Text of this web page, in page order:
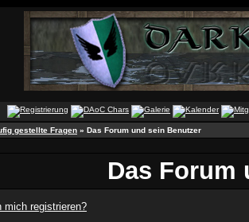
gestellte Fragen » Das Forum und sein Benutzer
Das Forum
mich registrieren?